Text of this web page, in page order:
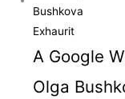
Exhaurit
A Google
Olga